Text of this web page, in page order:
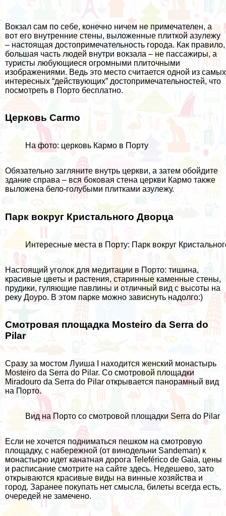
Вокзал сам по себе, конечно ничем не примечателен, а
вот его внутренние стены, выложенные плиткой азулежу
– настоящая достопримечательность города. Как правило,
большая часть людей внутри вокзала – не пассажиры, а
туристы любующиеся огромными плиточными
изображениями. Ведь это место считается одной из самых
интересных “действующих” достопримечательностей, что
посмотреть в Порто бесплатно.
Церковь Carmo
На фото: церковь Кармо в Порту
Обязательно загляните внутрь церкви, а затем обойдите
здание справа – вся боковая стена церкви Кармо также
выложена бело-голубыми плитками азулежу.
Парк вокруг Кристального Дворца
Интересные места в Порту: Парк вокруг
Настоящий уголок для медитации в Порто: тишина,
красивые цветы и растения, старинные каменные стены,
прудики, гуляющие павлины и отличный вид с высоты на
реку Доуро. В этом парке можно зависнуть надолго:)
Смотровая площадка Mosteiro da Serra do
Pilar
Сразу за мостом Луиша I находится женский монастырь
Mosteiro da Serra do Pilar. Со смотровой площадки
Miradouro da Serra do Pilar открывается панорамный вид
на Порто.
Вид на Порто со смотровой площадки Serra do Pilar
Если не хочется подниматься пешком на смотровую
площадку, с набережной (от винодельни Sandeman) к
монастырю идет канатная дорога Teleférico de Gaia, цены
и расписание смотрите на сайте здесь. Недешево, зато
открываются красивые виды на винные хозяйства и
город. Заранее покупать нет смысла, билеты всегда есть,
очередей не замечено.